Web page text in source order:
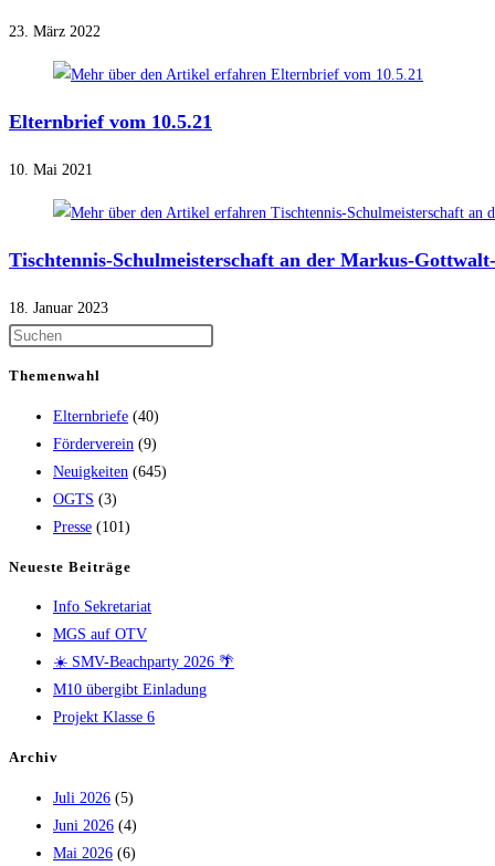
23. März 2022
Elternbrief vom 10.5.21
10. Mai 2021
Tischtennis-Schulmeisterschaft an der Markus-
18. Januar 2023
Themenwahl
Elternbriefe (40)
Förderverein (9)
Neuigkeiten (645)
OGTS (3)
Presse (101)
Neueste Beiträge
Info Sekretariat
MGS auf OTV
☀️ SMV-Beachparty 2026 🌴
M10 übergibt Einladung
Projekt Klasse 6
Archiv
Juli 2026 (5)
Juni 2026 (4)
Mai 2026 (6)